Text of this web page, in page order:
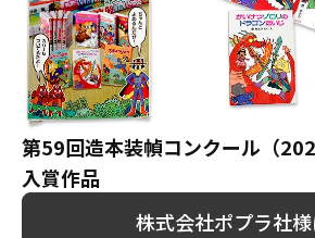
第59回造本装幀コンクール（
入賞作品
株式会社ポプラ社